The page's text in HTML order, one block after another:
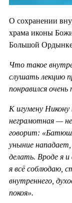
О сохранении
храма иконы
Большой
Что такое
слушать лекцию
понравился
К игумену
неграмотная —
говорит:
уныние
делать. Вроде я и
я всё соблюдаю,
внутреннего,
покоя».